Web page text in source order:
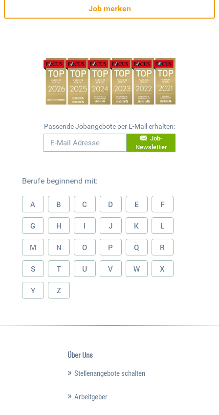
Job merken
Passende Jobangebote per E-Mail erhalten:
Job-
Newsletter
Berufe beginnend mit:
A B C D E F
G H I J K L
M N O P Q R
S T U V W X
Y Z
Über Uns
Stellenangebote schalten
Arbeitgeber